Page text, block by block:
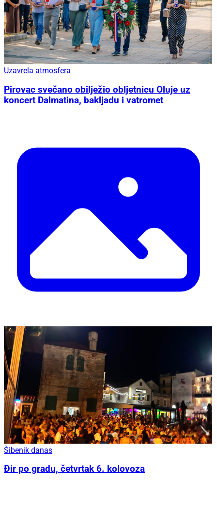
Uzavrela atmosfera
Pirovac svečano obilježio obljetnicu Oluje uz
koncert Dalmatina, bakljadu i vatromet
Šibenik danas
Đir po gradu, četvrtak 6. kolovoza